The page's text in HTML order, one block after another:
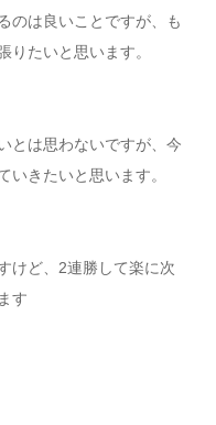
のは良いことですが、も
りたいと思います。
とは思わないですが、今
いきたいと思います。
けど、2連勝して楽に次
す